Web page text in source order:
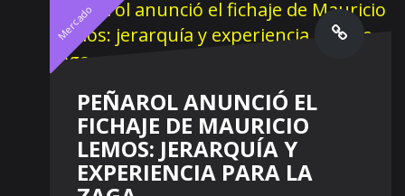
Mercado
PEÑAROL ANUNCIÓ EL
FICHAJE DE MAURICIO
LEMOS: JERARQUÍA Y
EXPERIENCIA PARA LA